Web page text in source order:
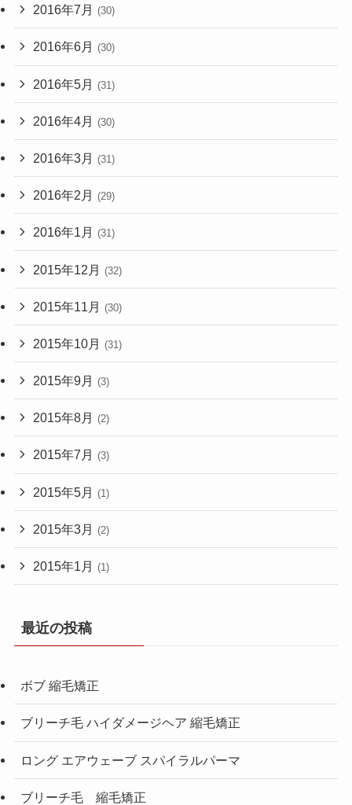
2016年7月 (30)
2016年6月 (30)
2016年5月 (31)
2016年4月 (30)
2016年3月 (31)
2016年2月 (29)
2016年1月 (31)
2015年12月 (32)
2015年11月 (30)
2015年10月 (31)
2015年9月 (3)
2015年8月 (2)
2015年7月 (3)
2015年5月 (1)
2015年3月 (2)
2015年1月 (1)
最近の投稿
ボブ 縮毛矯正
ブリーチ毛 ハイダメージヘア 縮毛矯正
ロング エアウェーブ スパイラルパーマ
ブリーチ毛 縮毛矯正